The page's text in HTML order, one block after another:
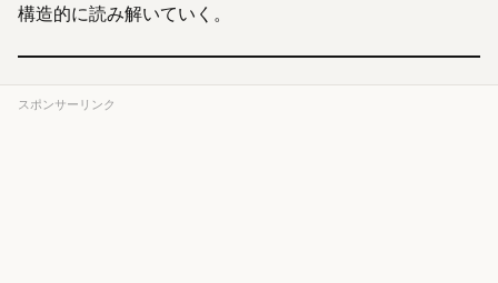
構造的に読み解いていく。
スポンサーリンク